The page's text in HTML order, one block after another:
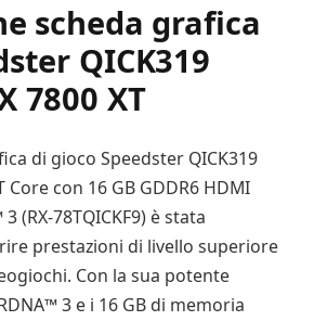
scheda grafica
QICK319
7800 XT
di gioco Speedster QICK319
Core con 16 GB GDDR6 HDMI
(RX-78TQICKF9) è stata
prestazioni di livello superiore
Con la sua potente
3 e i 16 GB di memoria